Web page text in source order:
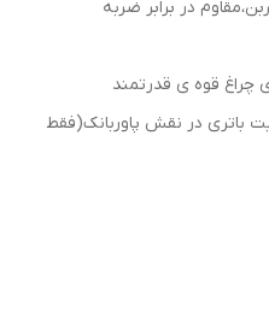
در برابر ضربه
چراغ قوه ی قدرتمند
باتری در نقش پاوربانک(فقط